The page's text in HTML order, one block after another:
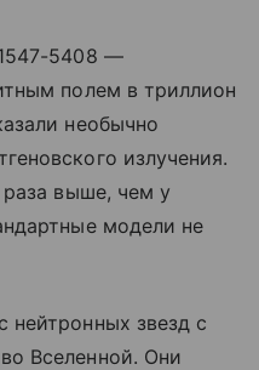
5408 —
полем в триллион
необычно
излучения.
раза выше, чем у
модели не
звезд с
Вселенной. Они